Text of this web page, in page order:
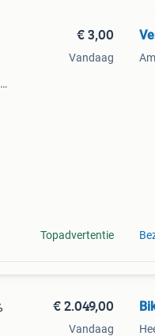
€ 3,00
Vandaag
Topadvertentie
€ 2.049,00
Vandaag